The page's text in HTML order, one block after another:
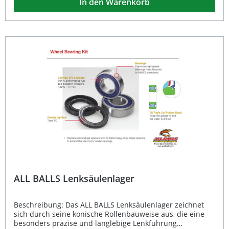
Schmutz, Staub und Feuchtigkeit effektiv fern, während
das hochwertig formulierte Lagerfett einen
Temperaturbereich von -29°C bis 177°C abdeckt und mit
bleibt die Funktion über einen langen Zeitraum konstant
Antioxidationszusätzen Großer Temperaturbereich von
-29°C bis 177°C Robuste Konstruktion für lange
Lenkkopflager Kit 25-1461
In den Warenkorb
ALL BALLS Lenksäulenlager
Beschreibung: Das ALL BALLS Lenksäulenlager zeichnet
sich durch seine konische Rollenbauweise aus, die eine
besonders präzise und langlebige Lenkführung